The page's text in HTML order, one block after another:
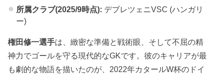
所属クラブ(2025/9時点): デブレツェニVSC (ハンガリ
ー)
権田修一選手は、緻密な準備と戦術眼、そして不屈の精
神力でゴールを守る現代的なGKです。彼のキャリアが最
も劇的な物語を描いたのが、2022年カタールW杯のドイ